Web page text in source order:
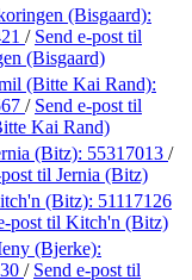
(Bisgaard):
/ Send e-post til
(Bisgaard)
(Bitte Kai Rand):
/ Send e-post til
Kai Rand)
(Bitz): 55317013 /
til Jernia (Bitz)
(Bitz): 51117126
post til Kitch'n (Bitz)
(Bjerke):
/ Send e-post til